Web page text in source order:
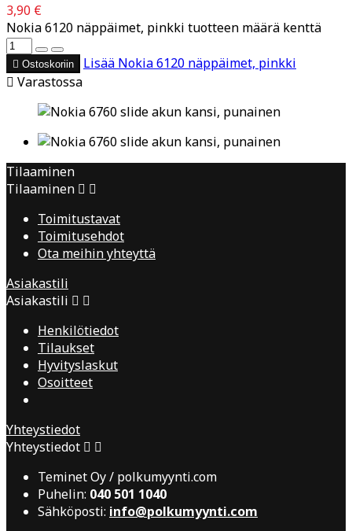
3,90 €
Nokia 6120 näppäimet, pinkki tuotteen määrä kenttä
 Ostoskoriin Lisää Nokia 6120 näppäimet, pinkki
 Varastossa
Tilaaminen
Tilaaminen  
Toimitustavat
Toimitusehdot
Ota meihin yhteyttä
Asiakastili
Asiakastili  
Henkilötiedot
Tilaukset
Hyvityslaskut
Osoitteet
Yhteystiedot
Yhteystiedot  
Teminet Oy / polkumyynti.com
Puhelin: 040 501 1040
Sähköposti: info@polkumyynti.com